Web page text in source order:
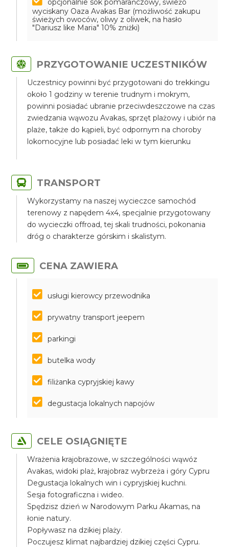
opcjonalnie sok pomarańczowy, świeżo
wyciskany Oaza Avakas Bar (możliwość zakupu
świeżych owoców, oliwy z oliwek, na hasło
"Dariusz like Maria" 10% zniżki)
PRZYGOTOWANIE UCZESTNIKÓW
Uczestnicy powinni być przygotowani do trekkingu
około 1 godziny w terenie trudnym i mokrym,
powinni posiadać ubranie przeciwdeszczowe na czas
zwiedzania wąwozu Avakas, sprzęt plażowy i ubiór na
plaże, także do kąpieli, być odpornym na choroby
lokomocyjne lub posiadać leki w tym kierunku
TRANSPORT
Wykorzystamy na naszej wycieczce samochód
terenowy z napędem 4x4, specjalnie przygotowany
do wycieczki offroad, tej skali trudności, pokonania
dróg o charakterze górskim i skalistym.
CENA ZAWIERA
usługi kierowcy przewodnika
prywatny transport jeepem
parkingi
butelka wody
filiżanka cypryjskiej kawy
degustacja lokalnych napojów
CELE OSIĄGNIĘTE
Wrażenia krajobrazowe, w szczególności wąwóz
Avakas, widoki plaż, krajobraz wybrzeża i góry Cypru
Degustacja lokalnych win i cypryjskiej kuchni.
Sesja fotograficzna i wideo.
Spędzisz dzień w Narodowym Parku Akamas, na
łonie natury.
Popływasz na dzikiej plaży.
Poczujesz klimat najbardziej dzikiej części Cypru.